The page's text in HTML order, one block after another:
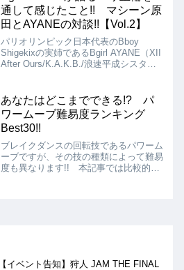
っている様子ではない、TSUKKIの新鮮
な一面が見られます!!
通して感じたこと!! マシーン原
田とAYANEの対談!!【Vol.2】
パリオリンピック日本代表のBboy
Shigekixの実姉であるBgirl AYANE（XII
After Ours/K.A.K.B./浪速平成シスター
出会いからパリ五輪を通して感じたこと
についてまでを語っている動画を紹介し
ます!!
あなたはどこまでできる!? パ
ワームーブ難易度ランキング
Best30!!
ブレイクダンスの回転技であるパワーム
ーブですが、その技の種類によって難易
度も異なります!! 本記事では比較的簡
【イベント告知】狩人 JAM THE FINAL